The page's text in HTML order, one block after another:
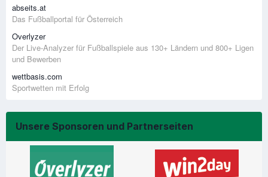
abseits.at
Das Fußballportal für Österreich
Overlyzer
Der Live-Analyzer für Fußballspiele aus 130+ Ländern und 800+ Ligen
und Bewerben
wettbasis.com
Sportwetten mit Erfolg
Unsere Sponsoren und Partnerseiten